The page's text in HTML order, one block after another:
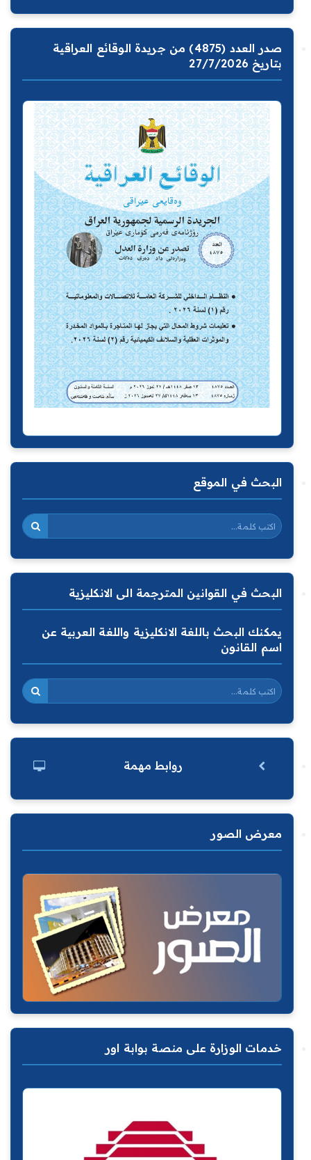
صدر العدد (4875) من جريدة الوقائع العراقية
بتاريخ 27/7/2026
البحث في الموقع
البحث في القوانين المترجمة الى الانكليزية
يمكنك البحث باللغة الانكليزية واللغة العربية عن
اسم القانون
روابط مهمة
معرض الصور
خدمات الوزارة على منصة بوابة اور